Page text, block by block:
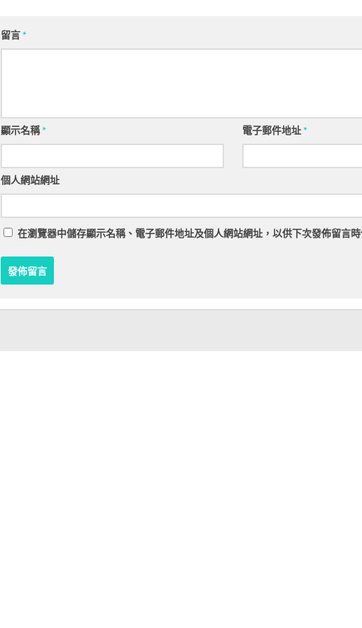
留言*
顯示名稱* 電子郵件地址*
個人網站網址
在瀏覽器中儲存顯示名稱、電子郵件地址及個人網站網址，以供下次發佈留言